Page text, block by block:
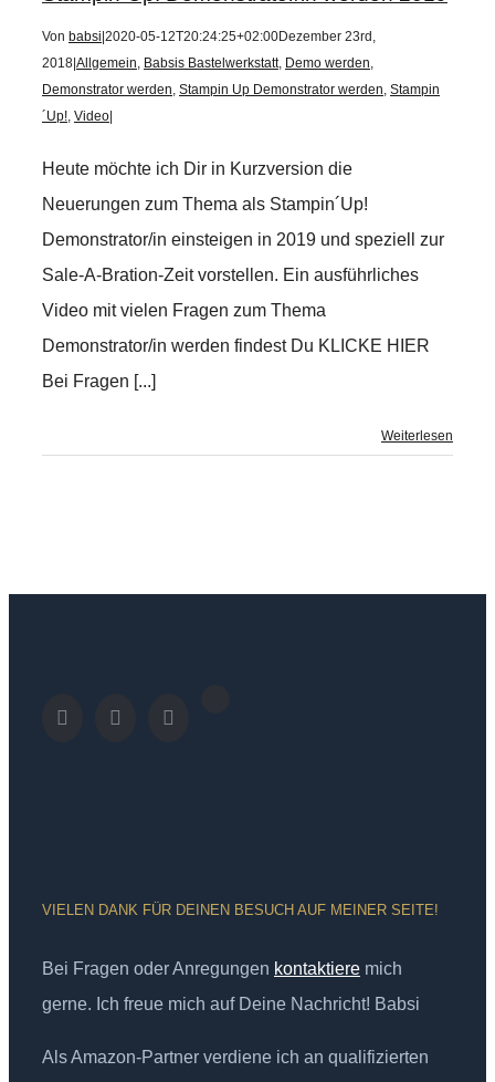
Von babsi 2020-05-12T20:24:25+02:00Dezember 23rd,
2018 Allgemein, Babsis Bastelwerkstatt, Demo werden,
Demonstrator werden, Stampin Up Demonstrator werden, Stampin
´Up!, Video
Heute möchte ich Dir in Kurzversion die
Neuerungen zum Thema als Stampin´Up!
Demonstrator/in einsteigen in 2019 und speziell zur
Sale-A-Bration-Zeit vorstellen. Ein ausführliches
Video mit vielen Fragen zum Thema
Demonstrator/in werden findest Du KLICKE HIER
Bei Fragen [...]
Weiterlesen
VIELEN DANK FÜR DEINEN BESUCH AUF MEINER SEITE!
Bei Fragen oder Anregungen kontaktiere mich
gerne. Ich freue mich auf Deine Nachricht! Babsi
Als Amazon-Partner verdiene ich an qualifizierten